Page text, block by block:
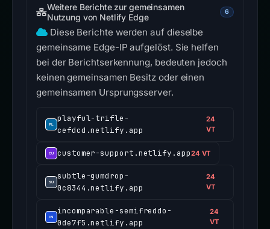
Weitere Berichte zur gemeinsamen
Nutzung von Netlify Edge
6
Diese Berichte werden auf dieselbe
gemeinsame Edge-IP aufgelöst. Sie helfen
bei der Berichtserkennung, bedeuten jedoch
keinen gemeinsamen Besitz oder einen
gemeinsamen Ursprungsserver.
playful-trifle-
cefdcd.netlify.app
24
VT
customer-support.netlify.app24 VT
subtle-gumdrop-
0c8344.netlify.app
24
VT
incomparable-semifreddo-
0de7f5.netlify.app
24
VT